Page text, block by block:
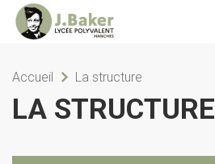
Accueil La structure
LA STRUCTURE